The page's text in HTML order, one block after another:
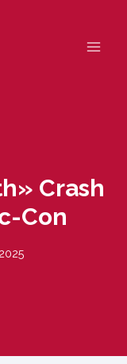
Crash
Con